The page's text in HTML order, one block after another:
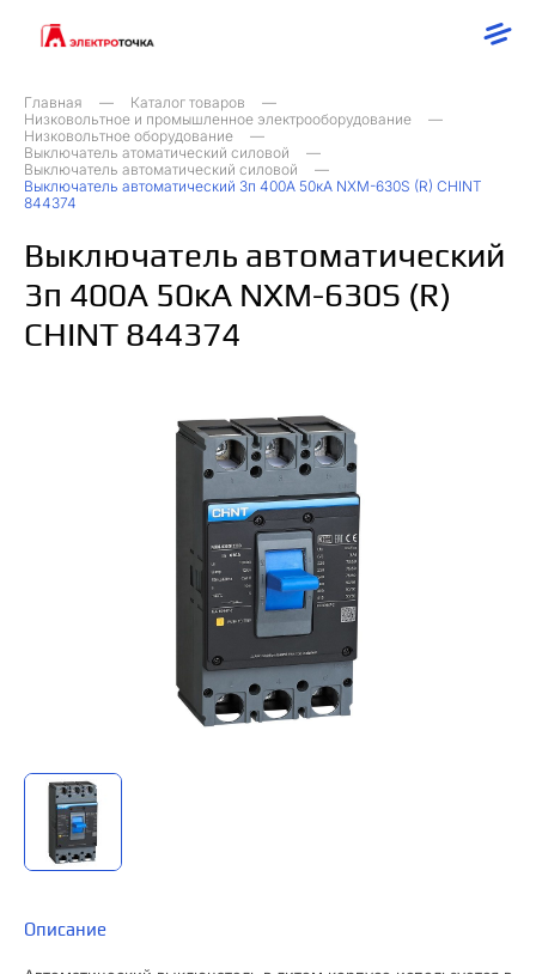
Главная
Каталог товаров
Низковольтное и промышленное электрооборудование
Низковольтное оборудование
Выключатель атоматический силовой
Выключатель автоматический силовой
Выключатель автоматический 3п 400А 50кА NXM-630S (R) CHINT
844374
Выключатель автоматический
3п 400А 50кА NXM-630S (R)
CHINT 844374
Описание